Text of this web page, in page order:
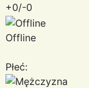
+0/-0
Offline
Płeć: